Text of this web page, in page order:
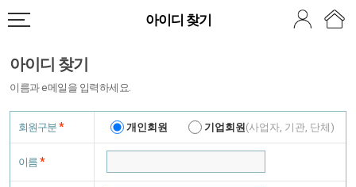
아이디 찾기
아이디 찾기
이름과 e메일을 입력하세요.
회원구분 * 개인회원 기업회원(사업자, 기관, 단체)
이름 *